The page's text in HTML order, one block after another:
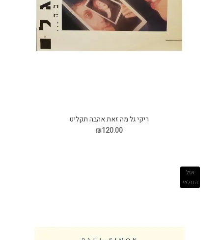
ריקי גל מה זאת אהבה תקליט
₪120.00
אזל
המלאי